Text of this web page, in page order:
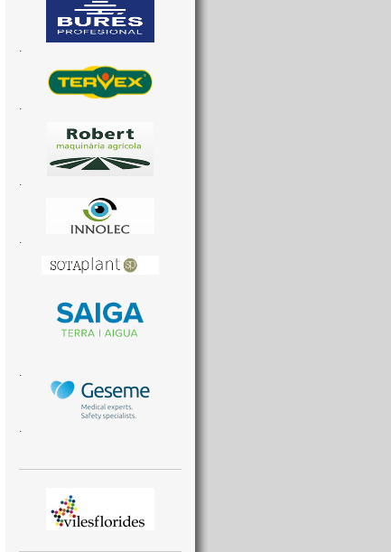
.
.
.
.
.
.